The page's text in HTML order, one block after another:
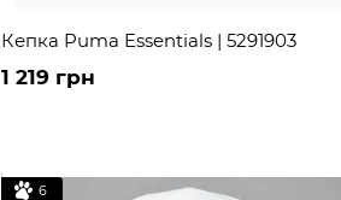
Кепка Puma Essentials | 5291903
1 219 грн
6